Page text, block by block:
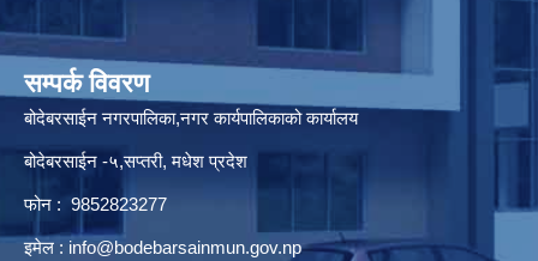
सम्पर्क विवरण
बोदेबरसाईन नगरपालिका,नगर कार्यपालिकाको कार्यालय
बोदेबरसाईन -५,सप्तरी, मधेश प्रदेश
फोन : 9852823277
इमेल : info@bodebarsainmun.gov.np